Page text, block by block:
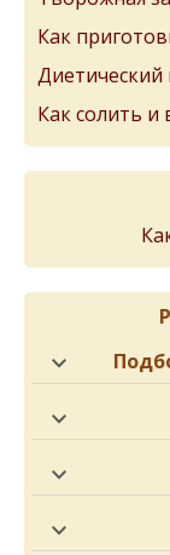
Как
Диетический
Как солить и